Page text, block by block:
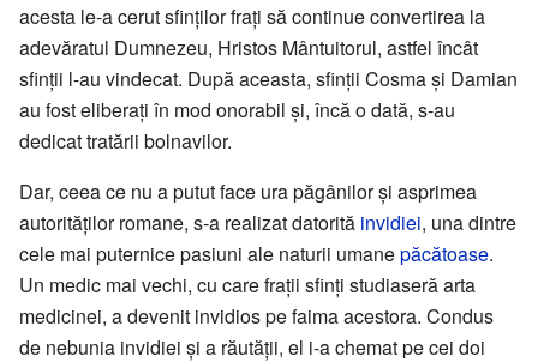
acesta le-a cerut sfinților frați să continue convertirea la
adevăratul Dumnezeu, Hristos Mântuitorul, astfel încât
sfinții l-au vindecat. După aceasta, sfinții Cosma și Damian
au fost eliberați în mod onorabil și, încă o dată, s-au
dedicat tratării bolnavilor.
Dar, ceea ce nu a putut face ura păgânilor și asprimea
autorităților romane, s-a realizat datorită invidiei, una dintre
cele mai puternice pasiuni ale naturii umanepăcătoase.
Un medic mai vechi, cu care frații sfinți studiaseră arta
medicinei, a devenit invidios pe faima acestora. Condus
de nebunia invidiei și a răutății, el i-a chemat pe cei doi